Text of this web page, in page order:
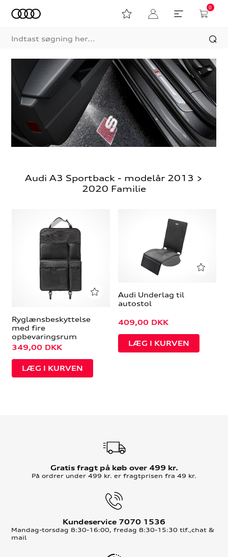
0
Audi A3 Sportback - modelår 2013 >
2020 Familie
Ryglænsbeskyttelse
med fire
opbevaringsrum
349,00 DKK
Audi Underlag til
autostol
409,00 DKK
Gratis fragt på køb over 499 kr.
På ordrer under 499 kr. er fragtprisen fra 49 kr.
Kundeservice 7070 1536
Mandag-torsdag 8:30-16:00, fredag 8:30-15:30 tlf.,chat &
mail